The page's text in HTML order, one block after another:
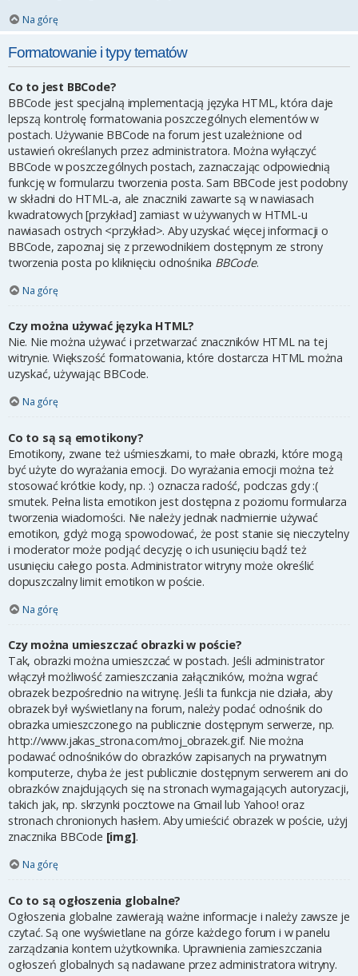
Na górę
Formatowanie i typy tematów
Co to jest BBCode?
BBCode jest specjalną implementacją języka HTML, która daje
lepszą kontrolę formatowania poszczególnych elementów w
postach. Używanie BBCode na forum jest uzależnione od
ustawień określanych przez administratora. Można wyłączyć
BBCode w poszczególnych postach, zaznaczając odpowiednią
funkcję w formularzu tworzenia posta. Sam BBCode jest podobny
w składni do HTML-a, ale znaczniki zawarte są w nawiasach
kwadratowych [przykład] zamiast w używanych w HTML-u
nawiasach ostrych <przykład>. Aby uzyskać więcej informacji o
BBCode, zapoznaj się z przewodnikiem dostępnym ze strony
tworzenia posta po kliknięciu odnośnika BBCode.
Na górę
Czy można używać języka HTML?
Nie. Nie można używać i przetwarzać znaczników HTML na tej
witrynie. Większość formatowania, które dostarcza HTML można
uzyskać, używając BBCode.
Na górę
Co to są są emotikony?
Emotikony, zwane też uśmieszkami, to małe obrazki, które mogą
być użyte do wyrażania emocji. Do wyrażania emocji można też
stosować krótkie kody, np. :) oznacza radość, podczas gdy :(
smutek. Pełna lista emotikon jest dostępna z poziomu formularza
tworzenia wiadomości. Nie należy jednak nadmiernie używać
emotikon, gdyż mogą spowodować, że post stanie się nieczytelny
i moderator może podjąć decyzję o ich usunięciu bądź też
usunięciu całego posta. Administrator witryny może określić
dopuszczalny limit emotikon w poście.
Na górę
Czy można umieszczać obrazki w poście?
Tak, obrazki można umieszczać w postach. Jeśli administrator
włączył możliwość zamieszczania załączników, można wgrać
obrazek bezpośrednio na witrynę. Jeśli ta funkcja nie działa, aby
obrazek był wyświetlany na forum, należy podać odnośnik do
obrazka umieszczonego na publicznie dostępnym serwerze, np.
http://www.jakas_strona.com/moj_obrazek.gif. Nie można
podawać odnośników do obrazków zapisanych na prywatnym
komputerze, chyba że jest publicznie dostępnym serwerem ani do
obrazków znajdujących się na stronach wymagających autoryzacji,
takich jak, np. skrzynki pocztowe na Gmail lub Yahoo! oraz
stronach chronionych hasłem. Aby umieścić obrazek w poście, użyj
znacznika BBCode [img].
Na górę
Co to są ogłoszenia globalne?
Ogłoszenia globalne zawierają ważne informacje i należy zawsze je
czytać. Są one wyświetlane na górze każdego forum i w panelu
zarządzania kontem użytkownika. Uprawnienia zamieszczania
ogłoszeń globalnych są nadawane przez administratora witryny.